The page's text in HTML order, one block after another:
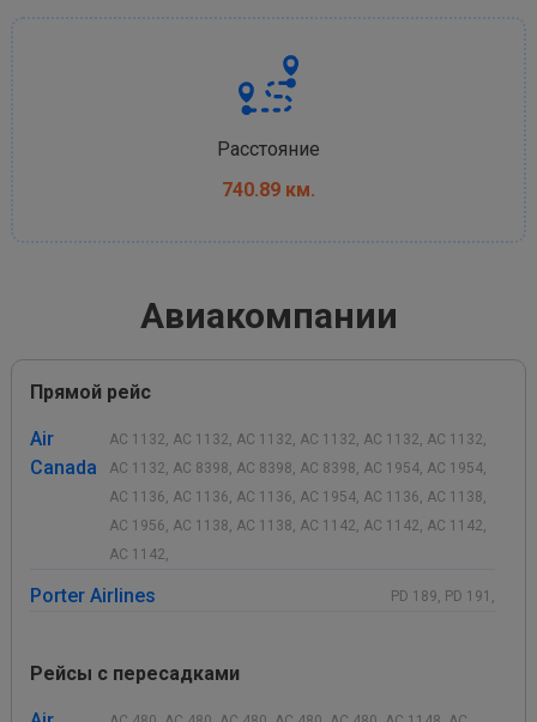
Расстояние
740.89 км.
Авиакомпании
Прямой рейс
Air
Canada
AC 1132, AC 1132, AC 1132, AC 1132, AC 1132, AC 1132,
AC 1132, AC 8398, AC 8398, AC 8398, AC 1954, AC 1954,
AC 1136, AC 1136, AC 1136, AC 1954, AC 1136, AC 1138,
AC 1956, AC 1138, AC 1138, AC 1142, AC 1142, AC 1142,
AC 1142,
Porter Airlines PD 189, PD 191,
Рейсы с пересадками